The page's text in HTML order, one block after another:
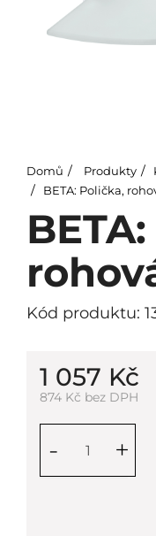
Domů Produkty
BETA: Polička,
Kód produktu:
1 057 Kč
874 Kč bez DPH
+
-